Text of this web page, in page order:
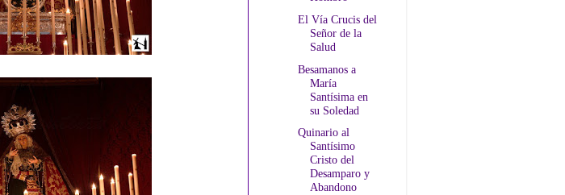
El Vía Crucis del
Señor de la
Salud
Besamanos a
María
Santísima en
su Soledad
Quinario al
Santísimo
Cristo del
Desamparo y
Abandono